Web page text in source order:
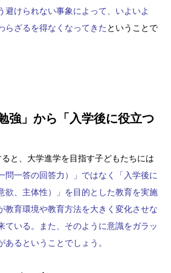
避けられない事象によって、いよいよ
らざるを得なくなってきた ということで
強」から「入学後に役立つ
ると、大学進学を目指す子どもたちには
問一答の回答力）」ではなく「入学後に
欲、主体性）」を目的とした教育を実施
教育環境や教育方法を大きく変化させな
ている。また、そのように意識をガラッ
あるということでしょう。